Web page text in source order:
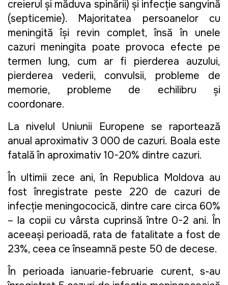
creierul și măduva spinării) și infecție sangvină
(septicemie). Majoritatea persoanelor cu
meningită își revin complet, însă în unele
cazuri meningita poate provoca efecte pe
termen lung, cum ar fi pierderea auzului,
pierderea vederii, convulsii, probleme de
memorie, probleme de echilibru și
coordonare.
La nivelul Uniunii Europene se raportează
anual aproximativ 3 000 de cazuri. Boala este
fatală în aproximativ 10-20% dintre cazuri.
În ultimii zece ani, în Republica Moldova au
fost înregistrate peste 220 de cazuri de
infecție meningococică, dintre care circa 60%
– la copii cu vârsta cuprinsă între 0-2 ani. În
aceeași perioadă, rata de fatalitate a fost de
23%, ceea ce înseamnă peste 50 de decese.
În perioada ianuarie-februarie curent, s-au